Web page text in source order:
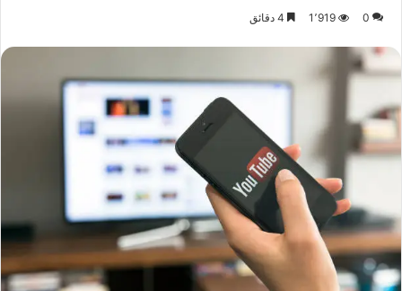
0 1٬919